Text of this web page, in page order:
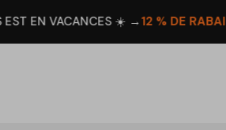
RABAIS SUPPLÉMENTAIRE